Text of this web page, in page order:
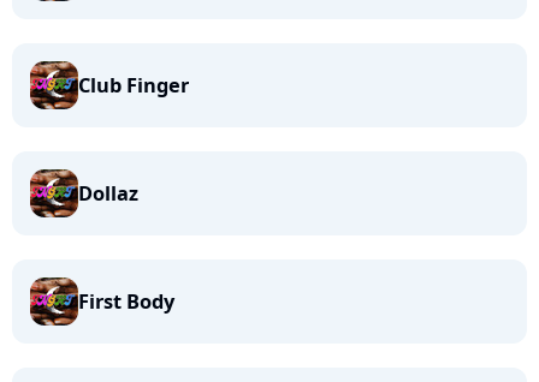
Club Finger
Dollaz
First Body